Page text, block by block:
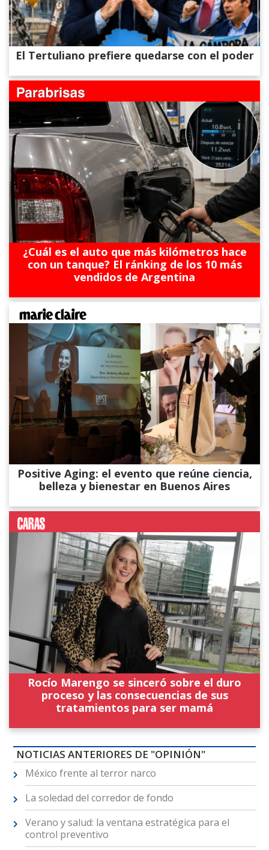
El Tertuliano prefiere quedarse con el poder
¿Cuál es el auto que más kilómetros hace
con un tanque? El ránking de los 10 más
vendidos de Argentina
Positive Aging: el evento que reúne ciencia,
belleza y bienestar en Buenos Aires
Rocío Marengo se sinceró sobre el duro
proceso y las consecuencias de sus
tratamientos para ser mamá
NOTICIAS ANTERIORES DE "OPINIÓN"
México frente al terror narco
La soledad del corredor de fondo
Verano y salud: la ventana estratégica para el
control preventivo